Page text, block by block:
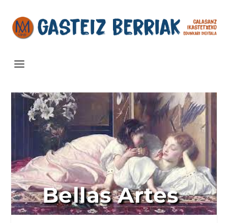
Bellas Artes